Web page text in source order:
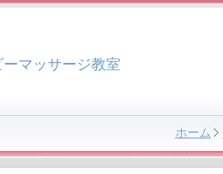
マッサージ教室
ホーム